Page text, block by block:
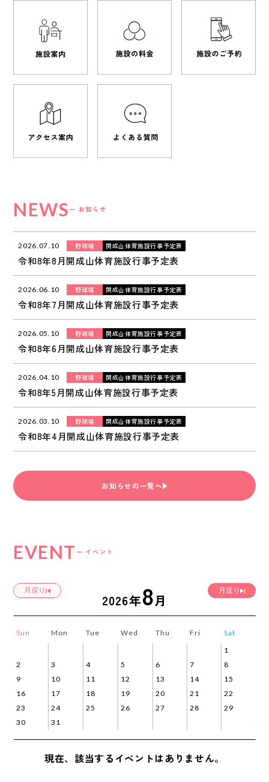
NEWS ー お知らせ
2026.07.10 野球場 開成山体育施設行事予定表
令和8年8月開成山体育施設行事予定表
2026.06.10 野球場 開成山体育施設行事予定表
令和8年7月開成山体育施設行事予定表
2026.05.10 野球場 開成山体育施設行事予定表
令和8年6月開成山体育施設行事予定表
2026.04.10 野球場 開成山体育施設行事予定表
令和8年5月開成山体育施設行事予定表
2026.03.10 野球場 開成山体育施設行事予定表
令和8年4月開成山体育施設行事予定表
お知らせの一覧へ
EVENT ー イベント
2026年8月
Sun Mon Tue Wed Thu Fri
Sat
1
2
3 4 5 6 7
8
9
10 11 12 13 14
15
16
17 18 19 20 21
22
23
24 25 26 27 28
29
30
31
現在、該当するイベントはありません。
月戻り 月送り